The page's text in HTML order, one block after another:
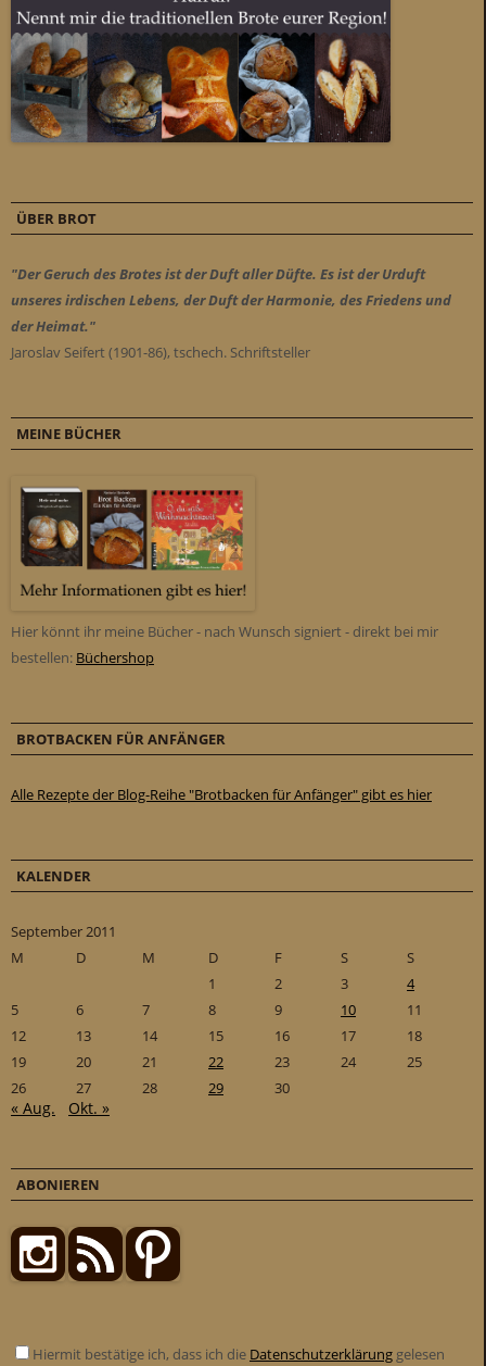
ÜBER BROT
"Der Geruch des Brotes ist der Duft aller Düfte. Es ist der Urduft
unseres irdischen Lebens, der Duft der Harmonie, des Friedens und
der Heimat."
Jaroslav Seifert (1901-86), tschech. Schriftsteller
MEINE BÜCHER
Hier könnt ihr meine Bücher - nach Wunsch signiert - direkt bei mir
bestellen: Büchershop
BROTBACKEN FÜR ANFÄNGER
Alle Rezepte der Blog-Reihe "Brotbacken für Anfänger" gibt es hier
KALENDER
September 2011
M
D M D F S
S
1
2 3
4
5
6 7 8 9 10
11
12
13 14 15 16 17
18
19
20 21 22 23 24
25
26
27 28 29 30
« Aug. Okt. »
ABONIEREN
Hiermit bestätige ich, dass ich die Datenschutzerklärung gelesen